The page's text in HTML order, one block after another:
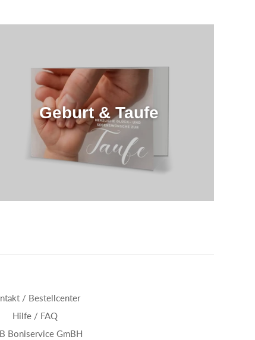
Geburt & Taufe
/ Bestellcenter
Hilfe / FAQ
Boniservice GmBH